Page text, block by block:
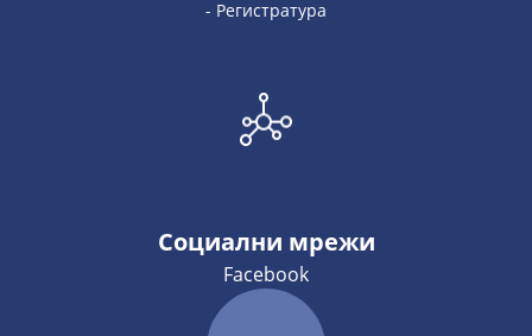
- Регистратура
Социални мрежи
Facebook